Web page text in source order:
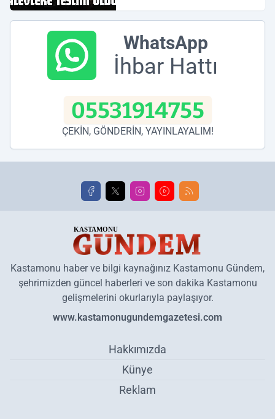
WhatsApp
İhbar Hattı
05531914755
ÇEKİN, GÖNDERİN, YAYINLAYALIM!
Kastamonu haber ve bilgi kaynağınız Kastamonu Gündem,
şehrimizden güncel haberleri ve son dakika Kastamonu
gelişmelerini okurlarıyla paylaşıyor.
www.kastamonugundemgazetesi.com
Hakkımızda
Künye
Reklam